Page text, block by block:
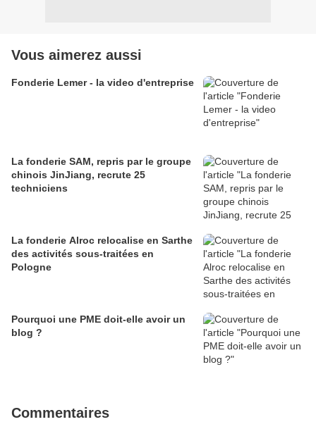
Vous aimerez aussi
Fonderie Lemer - la video d'entreprise
La fonderie SAM, repris par le groupe
chinois JinJiang, recrute 25
techniciens
La fonderie Alroc relocalise en Sarthe
des activités sous-traitées en
Pologne
Pourquoi une PME doit-elle avoir un
blog ?
Commentaires